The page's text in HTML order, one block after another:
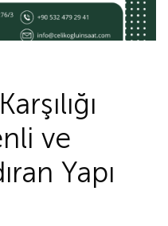
ve
Yapı